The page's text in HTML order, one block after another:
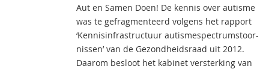
Aut en Samen Doen! De kennis over autisme
was te gefragmenteerd volgens het rapport
‘Kennisinfrastructuur autismespectrumstoor-
nissen’ van de Gezondheidsraad uit 2012.
Daarom besloot het kabinet versterking van